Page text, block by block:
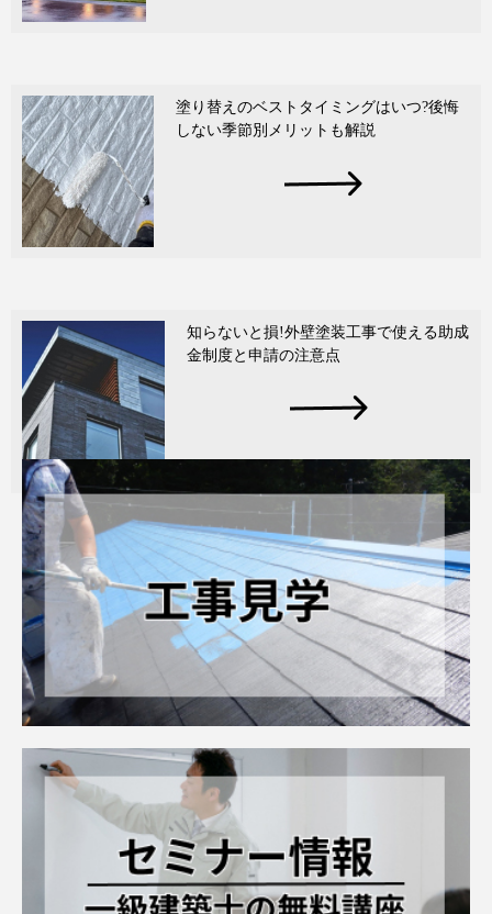
塗り替えのベストタイミングはいつ?後悔
しない季節別メリットも解説
知らないと損!外壁塗装工事で使える助成
金制度と申請の注意点